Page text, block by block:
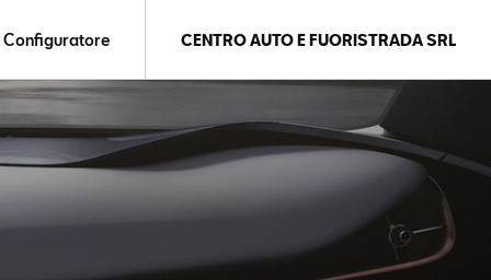
Configuratore CENTRO AUTO E FUORISTRADA SRL